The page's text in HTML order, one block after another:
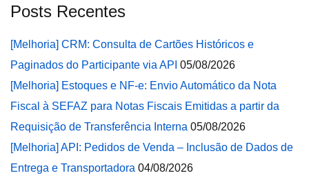
Posts Recentes
[Melhoria] CRM: Consulta de Cartões Históricos e
Paginados do Participante via API 05/08/2026
[Melhoria] Estoques e NF-e: Envio Automático da Nota
Fiscal à SEFAZ para Notas Fiscais Emitidas a partir da
Requisição de Transferência Interna 05/08/2026
[Melhoria] API: Pedidos de Venda – Inclusão de Dados de
Entrega e Transportadora 04/08/2026